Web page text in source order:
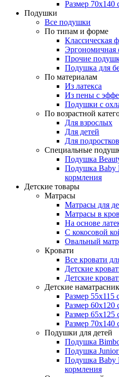
Размер 70x140
Подушки
Все подушки
По типам и форме
Классическая
Эргономичная
Прочие
Подушка для
По материалам
Из латекса
Из пены с
Подушки с
По возрастной
Для взрослых
Для детей
Для подростков
Специальные
Подушка
Подушка Baby
кормления
Детские товары
Матрасы
Матрасы для
Матрасы в
На основе
С кокосовой
Овальный
Кровати
Все кровати
Детские
Детские
Детские
Размер 55x115
Размер 60x120
Размер 65x125
Размер 70x140
Подушки для детей
Подушка
Подушка Junior
Подушка Baby
кормления